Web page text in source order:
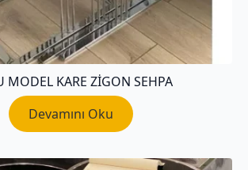
MODEL KARE ZIGON SEHPA
Devamını Oku